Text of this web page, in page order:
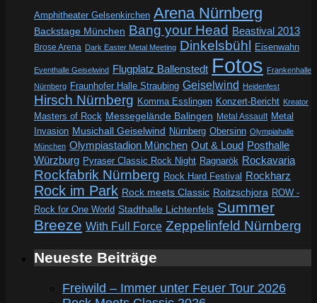
Amphitheater Gelsenkirchen Arena Nürnberg
Backstage München Bang your Head Beastival 2013
Brose Arena Dark Easter Metal Meeting Dinkelsbühl Eisenwahn
Eventhalle Geiselwind Flugplatz Ballenstedt Fotos Frankenhalle
Nürnberg Fraunhofer Halle Straubing Geiselwind Heidenfest
Hirsch Nürnberg Komma Esslingen Konzert-Bericht Kreator
Masters of Rock Messegelände Balingen Metal Assault Metal
Invasion Musichall Geiselwind Nürnberg Obersinn Olympiahalle
München Olympiastadion München Out & Loud Posthalle
Würzburg Pyraser Classic Rock Night Ragnarök Rockavaria
Rockfabrik Nürnberg Rock Hard Festival Rockharz
Rock im Park Rock meets Classic Roitzschjora ROW -
Rock for One World Stadthalle Lichtenfels Summer
Breeze With Full Force Zeppelinfeld Nürnberg
Neueste Beiträge
Freiwild – Immer unter Feuer Tour 2026